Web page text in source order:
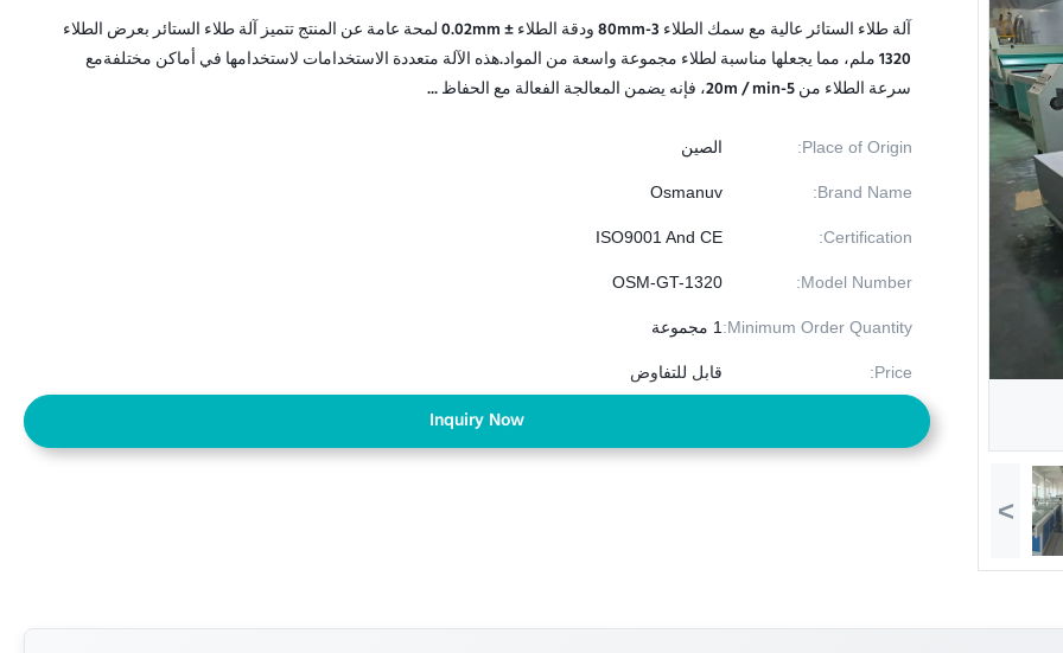
>
آلة طلاء الستائر عالية مع سمك الطلاء 3-80mm ودقة الطلاء ± 0.02mm لمحة عامة عن المنتج تتميز آلة طلاء الستائر بعرض الطلاء
1320 ملم، مما يجعلها مناسبة لطلاء مجموعة واسعة من المواد.هذه الآلة متعددة الاستخدامات لاستخدامها في أماكن مختلفةمع
سرعة الطلاء من 5-20m / min، فإنه يضمن المعالجة الفعالة مع الحفاظ ...
Place of Origin: الصين
Brand Name:
Osmanuv
Certification:
ISO9001 And CE
Model Number:
OSM-GT-1320
Minimum Order Quantity: 1 مجموعة
Price: قابل للتفاوض
Inquiry Now